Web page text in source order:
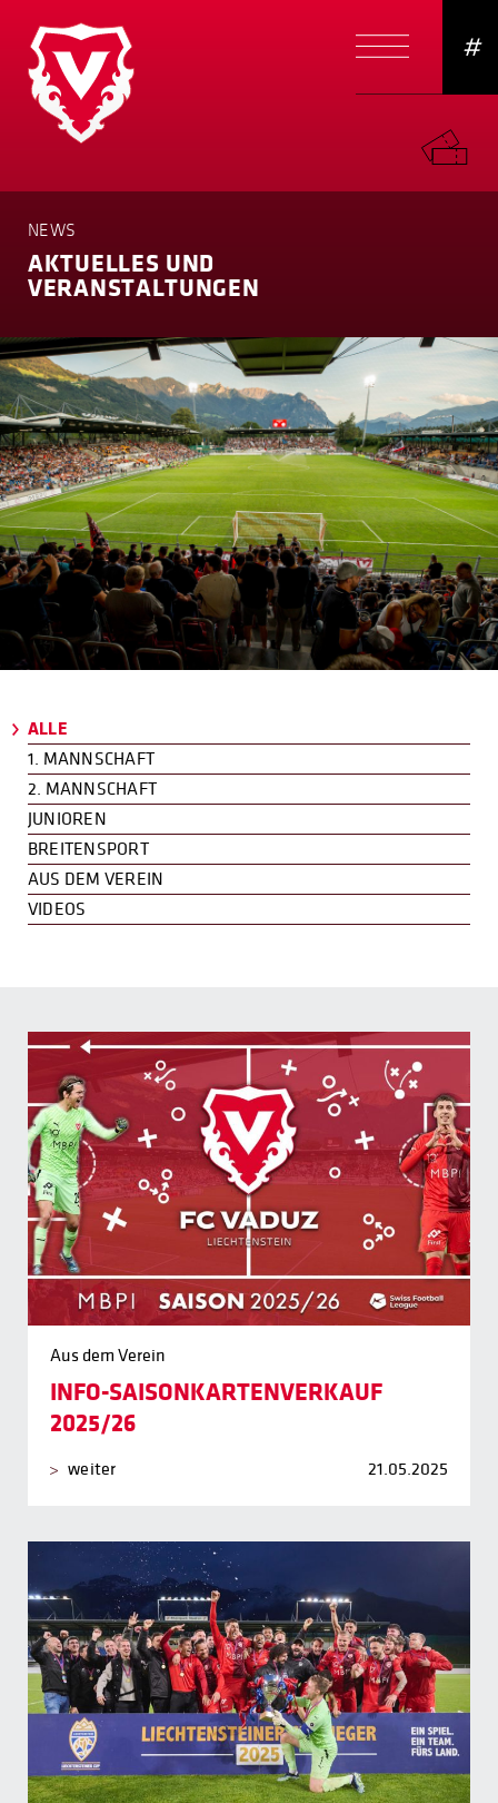
#
NEWS
AKTUELLES UND
VERANSTAL­TUNGEN
ALLE
1. MANNSCHAFT
2. MANNSCHAFT
JUNIOREN
BREITENSPORT
AUS DEM VEREIN
VIDEOS
Aus dem Verein
INFO-SAISONKARTENVERKAUF
2025/26
weiter 21.05.2025